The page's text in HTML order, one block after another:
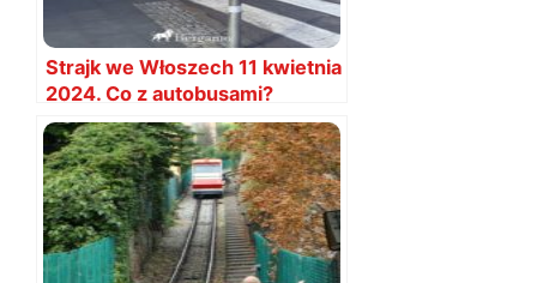
Strajk we Włoszech 11 kwietnia
2024. Co z autobusami?